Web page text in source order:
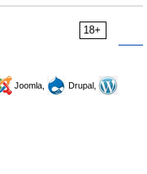
18+
Joomla,
Drupal,